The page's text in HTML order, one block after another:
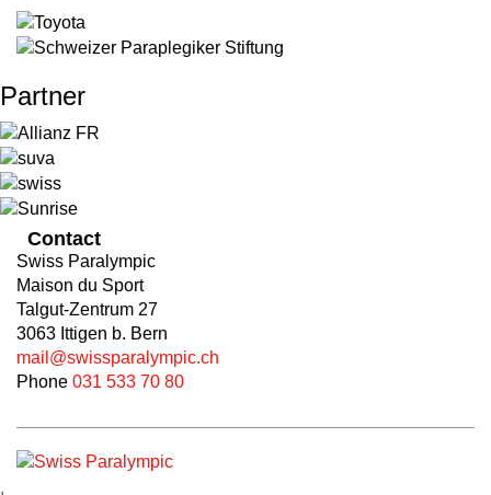
Partner
Contact
Swiss Paralympic
Maison du Sport
Talgut-Zentrum 27
3063 Ittigen b. Bern
mail@swissparalympic.ch
Phone 031 533 70 80